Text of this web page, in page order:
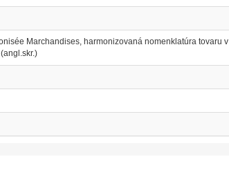
Marchandises, harmonizovaná nomenklatúra tovaru v